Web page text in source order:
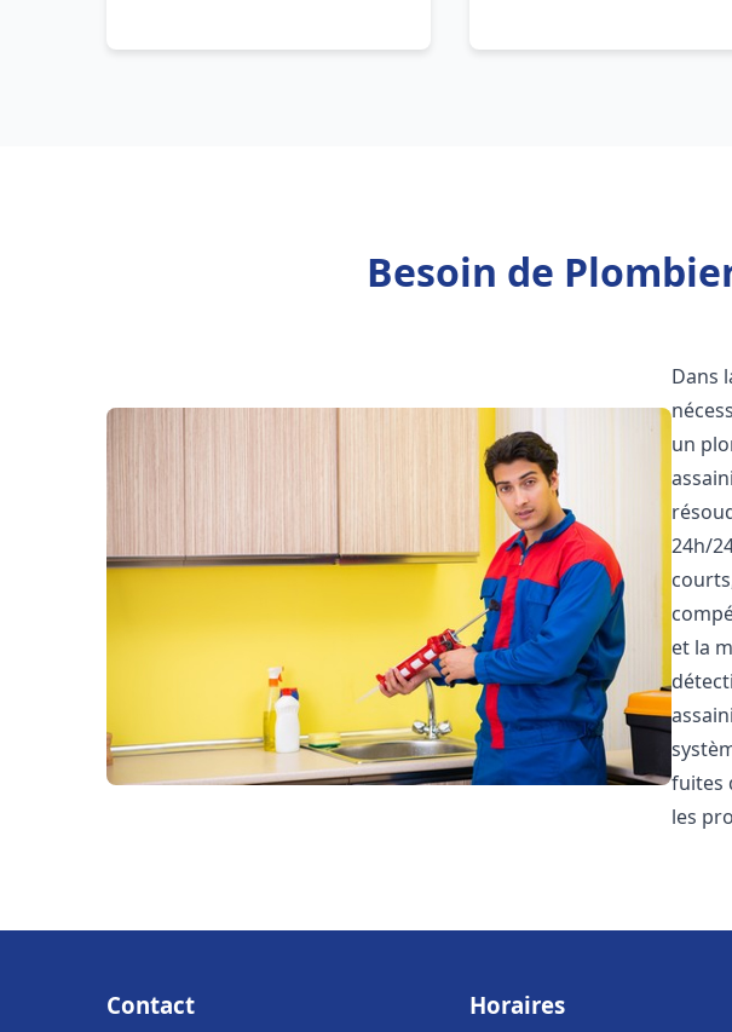
Besoin de
Dans
un
24h/
et la
fuites
les
Contact Horaires